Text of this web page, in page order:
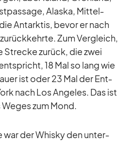
Alaska, Mit­tel­
Ant­ark­tis, be­vor er nach
Zum Ver­gleich,
Stre­cke zu­rück, die zwei
18 Mal so lang wie
ist oder 23 Mal der Ent­
nach Los An­ge­les. Das ist
zum Mond.
war der Whisky den un­ter­